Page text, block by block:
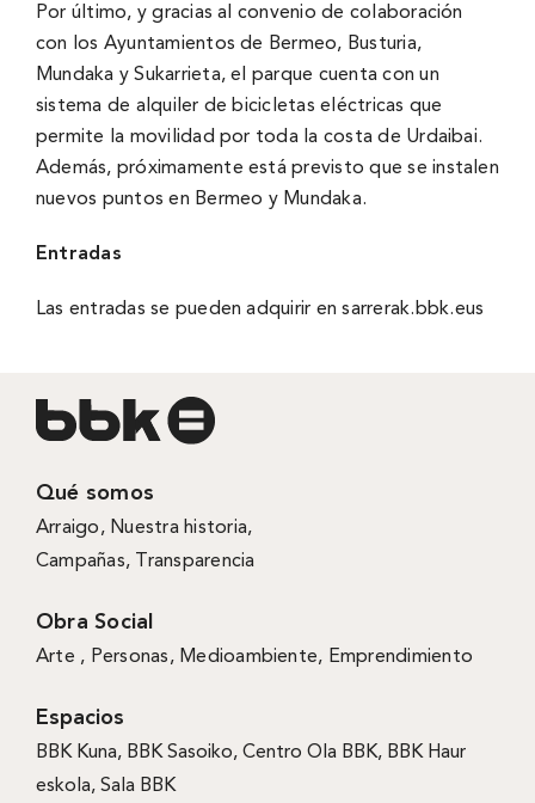
Por último, y gracias al convenio de colaboración
con los Ayuntamientos de Bermeo, Busturia,
Mundaka y Sukarrieta, el parque cuenta con un
sistema de alquiler de bicicletas eléctricas que
permite la movilidad por toda la costa de Urdaibai.
Además, próximamente está previsto que se instalen
nuevos puntos en Bermeo y Mundaka.
Entradas
Las entradas se pueden adquirir en sarrerak.bbk.eus
Qué somos
Arraigo, Nuestra historia,
Campañas, Transparencia
Obra Social
Arte , Personas, Medioambiente, Emprendimiento
Espacios
BBK Kuna, BBK Sasoiko, Centro Ola BBK, BBK Haur
eskola, Sala BBK